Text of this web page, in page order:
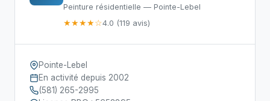
Peinture résidentielle — Pointe-Lebel
★★★★☆4.0 (119 avis)
Pointe-Lebel
En activité depuis 2002
(581) 265-2995